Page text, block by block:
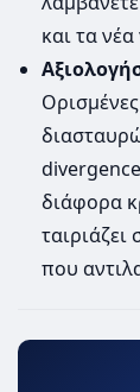
και τα
διάφορα
ταιριάζει
που